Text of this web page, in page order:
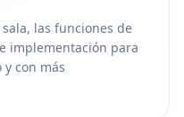
las funciones de
implementación para
con más